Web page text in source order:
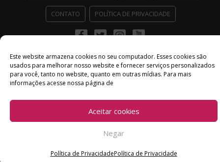
Este website armazena cookies no seu computador. Esses cookies são
usados ​​para melhorar nosso website e fornecer serviços personalizados
para você, tanto no website, quanto em outras mídias. Para mais
informações acesse nossa página de
Aceitar cookies
Negar
Política de PrivacidadePolítica de Privacidade
CONTATO POLÍTICA DE PRIVACIDADE
Facebook
TwitterInstagram
Youtube
Copyright 2026 Acesso Cultural - Arte, Cultura Pop e Entretenimento
Desenvolvido por Del Vieira